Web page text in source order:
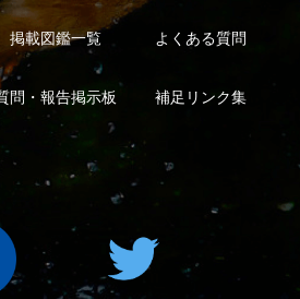
約 お問い合わせ
ついて
運営会社
インプレスグル
ープ